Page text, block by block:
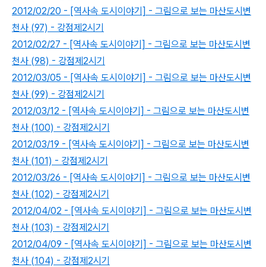
2012/02/20 - [역사속 도시이야기] - 그림으로 보는 마산도시변
천사 (97) - 강점제2시기
2012/02/27 - [역사속 도시이야기] - 그림으로 보는 마산도시변
천사 (98) - 강점제2시기
2012/03/05 - [역사속 도시이야기] - 그림으로 보는 마산도시변
천사 (99) - 강점제2시기
2012/03/12 - [역사속 도시이야기] - 그림으로 보는 마산도시변
천사 (100) - 강점제2시기
2012/03/19 - [역사속 도시이야기] - 그림으로 보는 마산도시변
천사 (101) - 강점제2시기
2012/03/26 - [역사속 도시이야기] - 그림으로 보는 마산도시변
천사 (102) - 강점제2시기
2012/04/02 - [역사속 도시이야기] - 그림으로 보는 마산도시변
천사 (103) - 강점제2시기
2012/04/09 - [역사속 도시이야기] - 그림으로 보는 마산도시변
천사 (104) - 강점제2시기